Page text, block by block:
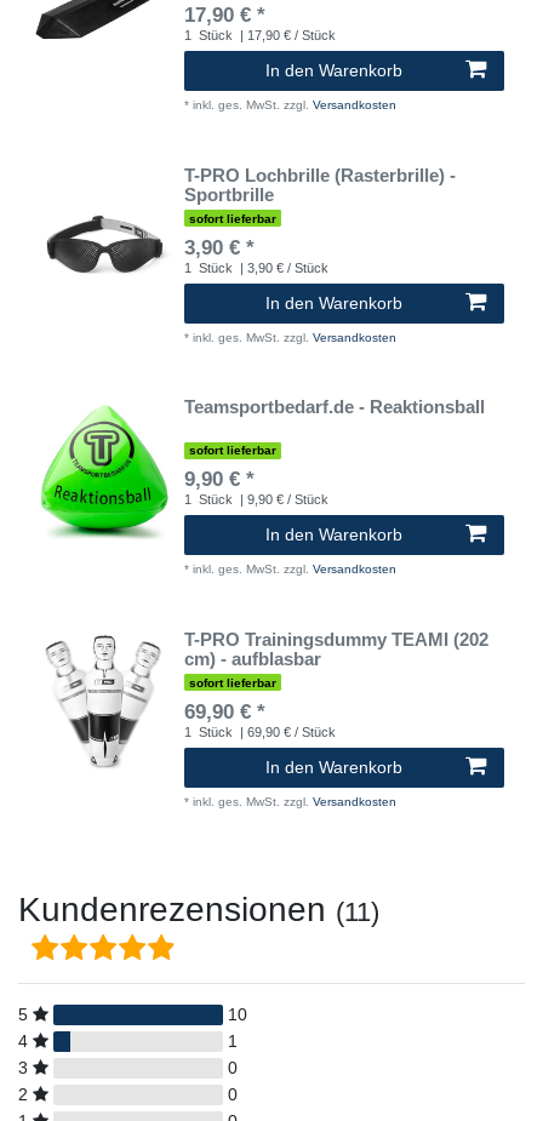
17,90 € *
1 Stück | 17,90 € / Stück
In den Warenkorb
* inkl. ges. MwSt. zzgl. Versandkosten
T-PRO Lochbrille (Rasterbrille) -
Sportbrille
sofort lieferbar
3,90 € *
1 Stück | 3,90 € / Stück
In den Warenkorb
* inkl. ges. MwSt. zzgl. Versandkosten
Teamsportbedarf.de - Reaktionsball
sofort lieferbar
9,90 € *
1 Stück | 9,90 € / Stück
In den Warenkorb
* inkl. ges. MwSt. zzgl. Versandkosten
T-PRO Trainingsdummy TEAMI (202
cm) - aufblasbar
sofort lieferbar
69,90 € *
1 Stück | 69,90 € / Stück
In den Warenkorb
* inkl. ges. MwSt. zzgl. Versandkosten
Kundenrezensionen (11)
5
10
4
1
3
0
2
0